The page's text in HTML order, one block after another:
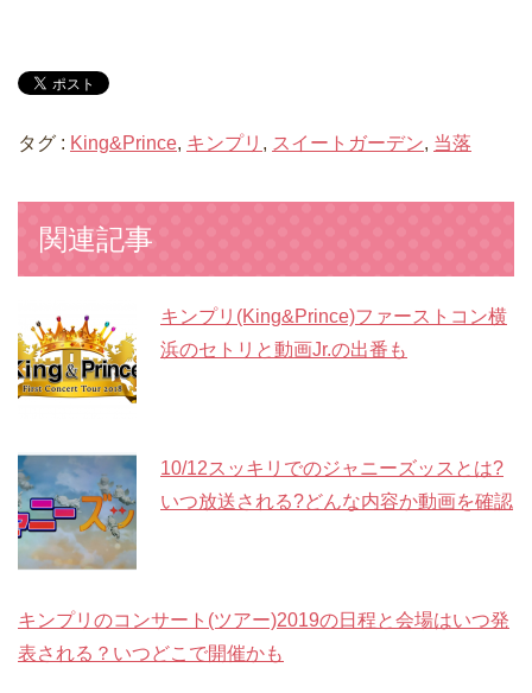
タグ : King&Prince, キンプリ , スイートガーデン, 当落
関連記事
キンプリ(King&Prince)ファーストコン横
浜のセトリと動画Jr.の出番も
10/12スッキリでのジャニーズッスとは?
いつ放送される?どんな内容か動画を確認
キンプリのコンサート(ツアー)2019の日程と会場はいつ発
表される？いつどこで開催かも